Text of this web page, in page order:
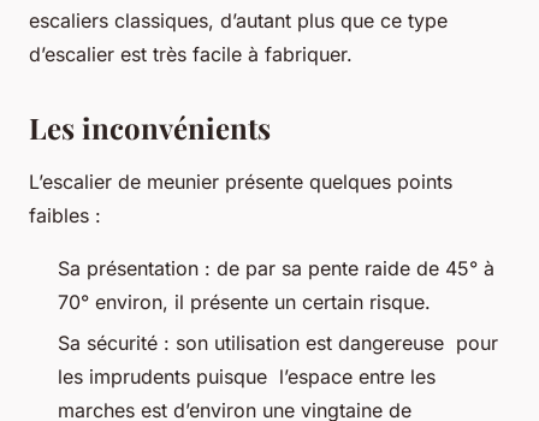
escaliers classiques, d’autant plus que ce type
d’escalier est très facile à fabriquer.
Les inconvénients
L’escalier de meunier présente quelques points
faibles :
Sa présentation : de par sa pente raide de 45° à
70° environ, il présente un certain risque.
Sa sécurité : son utilisation est dangereuse pour
les imprudents puisque l’espace entre les
marches est d’environ une vingtaine de